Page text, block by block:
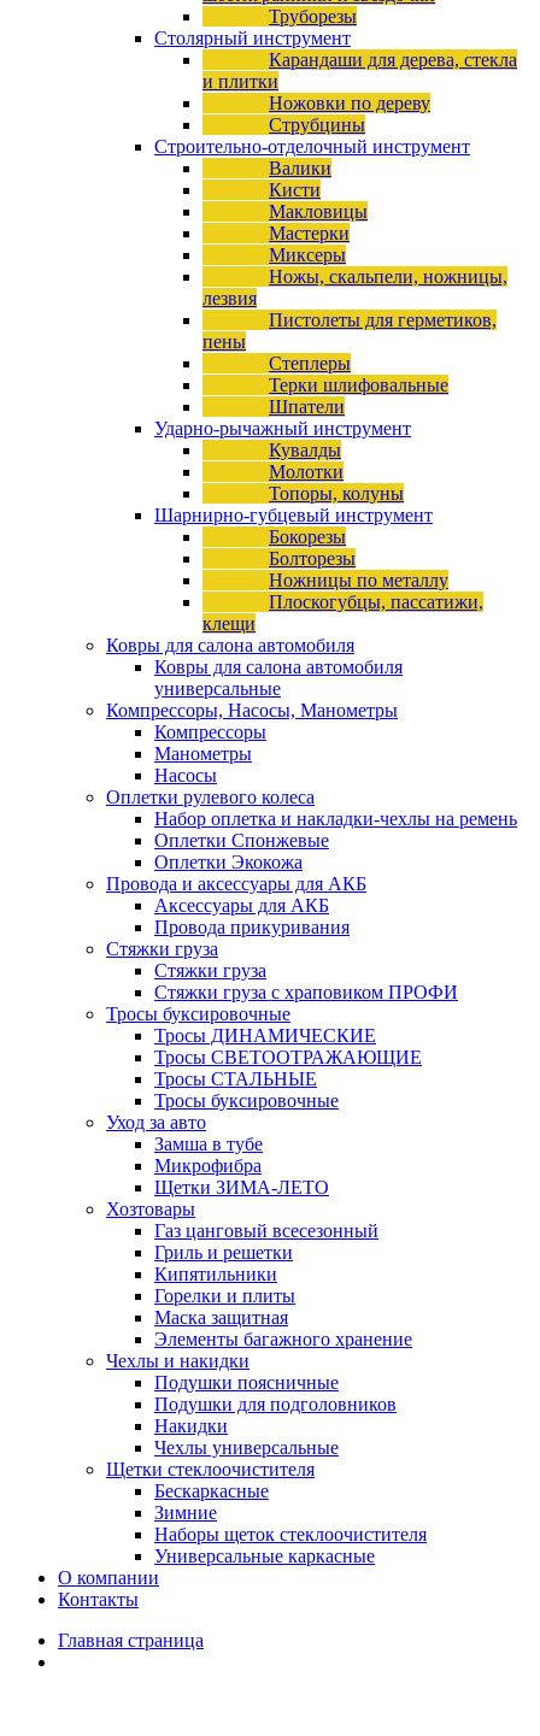
Труборезы
Столярный инструмент
Карандаши для дерева, стекла
и плитки
Ножовки по дереву
Струбцины
Строительно-отделочный инструмент
Валики
Кисти
Макловицы
Мастерки
Миксеры
Ножы, скальпели, ножницы,
лезвия
Пистолеты для герметиков,
пены
Степлеры
Терки шлифовальные
Шпатели
Ударно-рычажный инструмент
Кувалды
Молотки
Топоры, колуны
Шарнирно-губцевый инструмент
Бокорезы
Болторезы
Ножницы по металлу
Плоскогубцы, пассатижи,
клещи
Ковры для салона автомобиля
Ковры для салона автомобиля
универсальные
Компрессоры, Насосы, Манометры
Компрессоры
Манометры
Насосы
Оплетки рулевого колеса
Набор оплетка и накладки-чехлы на ремень
Оплетки Спонжевые
Оплетки Экокожа
Провода и аксессуары для АКБ
Аксессуары для АКБ
Провода прикуривания
Стяжки груза
Стяжки груза
Стяжки груза с храповиком ПРОФИ
Тросы буксировочные
Тросы ДИНАМИЧЕСКИЕ
Тросы СВЕТООТРАЖАЮЩИЕ
Тросы СТАЛЬНЫЕ
Тросы буксировочные
Уход за авто
Замша в тубе
Микрофибра
Щетки ЗИМА-ЛЕТО
Хозтовары
Газ цанговый всесезонный
Гриль и решетки
Кипятильники
Горелки и плиты
Маска защитная
Элементы багажного хранение
Чехлы и накидки
Подушки поясничные
Подушки для подголовников
Накидки
Чехлы универсальные
Щетки стеклоочистителя
Бескаркасные
Зимние
Наборы щеток стеклоочистителя
Универсальные каркасные
О компании
Контакты
Главная страница